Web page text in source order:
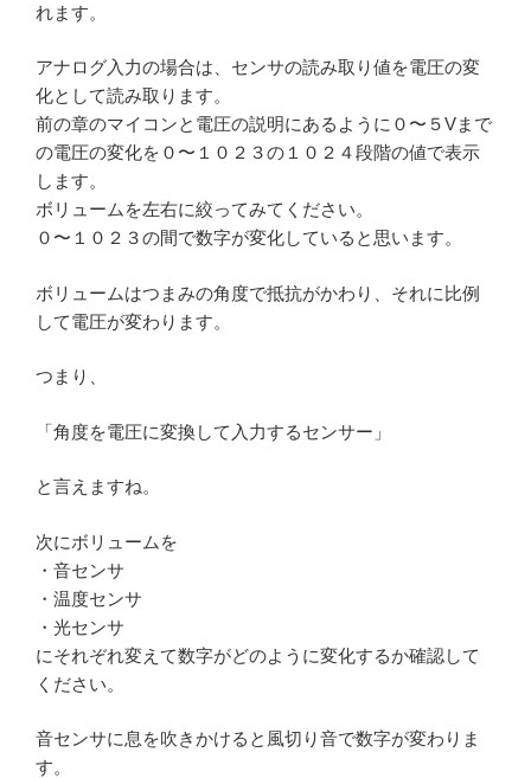
れます。
アナログ入力の場合は、センサの読み取り値を電圧の変
化として読み取ります。
前の章のマイコンと電圧の説明にあるように０〜５Vまで
の電圧の変化を０〜１０２３の１０２４段階の値で表示
します。
ボリュームを左右に絞ってみてください。
０〜１０２３の間で数字が変化していると思います。
ボリュームはつまみの角度で抵抗がかわり、それに比例
して電圧が変わります。
つまり、
「角度を電圧に変換して入力するセンサー」
と言えますね。
次にボリュームを
・音センサ
・温度センサ
・光センサ
にそれぞれ変えて数字がどのように変化するか確認して
ください。
音センサに息を吹きかけると風切り音で数字が変わりま
す。